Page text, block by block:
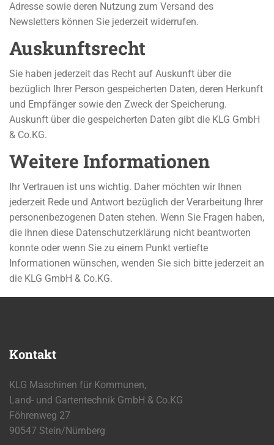
Adresse sowie deren Nutzung zum Versand des
Newsletters können Sie jederzeit widerrufen.
Auskunftsrecht
Sie haben jederzeit das Recht auf Auskunft über die
bezüglich Ihrer Person gespeicherten Daten, deren Herkunft
und Empfänger sowie den Zweck der Speicherung.
Auskunft über die gespeicherten Daten gibt die KLG GmbH
& Co.KG.
Weitere Informationen
Ihr Vertrauen ist uns wichtig. Daher möchten wir Ihnen
jederzeit Rede und Antwort bezüglich der Verarbeitung Ihrer
personenbezogenen Daten stehen. Wenn Sie Fragen haben,
die Ihnen diese Datenschutzerklärung nicht beantworten
konnte oder wenn Sie zu einem Punkt vertiefte
Informationen wünschen, wenden Sie sich bitte jederzeit an
die KLG GmbH & Co.KG.
Kontakt
KLG Maschinen für Kommunen,
Land- und Gartentechnik GmbH & Co.KG
Föhrenweg 27
90547 Stein/Nürnberg